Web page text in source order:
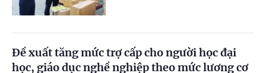
Đề xuất tăng mức trợ cấp cho người học đại
học, giáo dục nghề nghiệp theo mức lương cơ